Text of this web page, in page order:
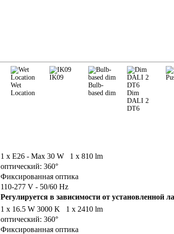
Wet
Location
IK09
Bulb-
based dim
Dim
DALI 2
DT6
1 x E26 - Max 30 W 1 x 810 lm
оптический: 360°
Фиксированная оптика
110-277 V - 50/60 Hz
Регулируется в зависимости от установленной
1 x 16.5 W 3000 K 1 x 2410 lm
оптический: 360°
Фиксированная оптика